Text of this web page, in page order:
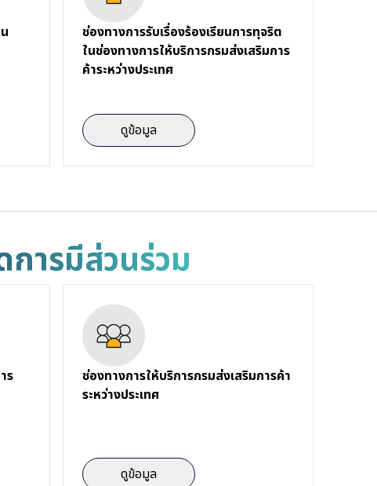
ช่องทางการรับเรื่องร้องเรียนการทุจริต
ในช่องทางการให้บริการกรมส่งเสริมการ
ค้าระหว่างประเทศ
ดูข้อมูล
การมีส่วนร่วม
ร
ช่องทางการให้บริการกรมส่งเสริมการค้า
ระหว่างประเทศ
ดูข้อมูล